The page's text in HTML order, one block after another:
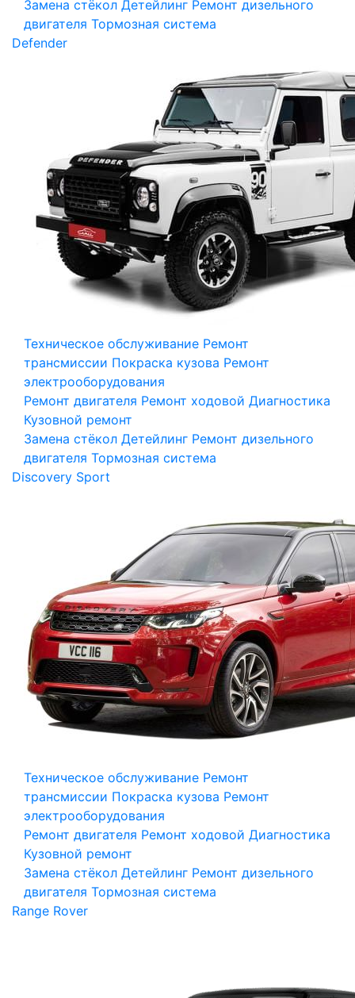
Замена стёкол Детейлинг Ремонт дизельного
двигателя Тормозная система
Defender
Техническое обслуживание Ремонт
трансмиссии Покраска кузова Ремонт
электрооборудования
Ремонт двигателя Ремонт ходовой Диагностика
Кузовной ремонт
Замена стёкол Детейлинг Ремонт дизельного
двигателя Тормозная система
Discovery Sport
Техническое обслуживание Ремонт
трансмиссии Покраска кузова Ремонт
электрооборудования
Ремонт двигателя Ремонт ходовой Диагностика
Кузовной ремонт
Замена стёкол Детейлинг Ремонт дизельного
двигателя Тормозная система
Range Rover